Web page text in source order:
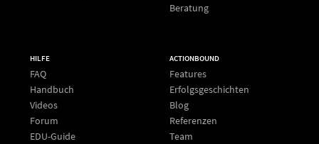
Beratung
HILFE
FAQ
Handbuch
Videos
Forum
EDU-Guide
ACTIONBOUND
Features
Erfolgsgeschichten
Blog
Referenzen
Team